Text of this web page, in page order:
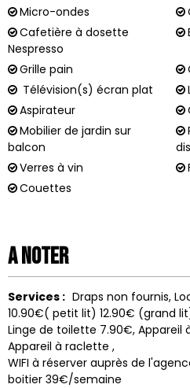
Micro-ondes
Cafetière à dosette
Nespresso
Grille pain
Télévision(s) écran plat
Aspirateur
Mobilier de jardin sur
balcon
Verres à vin
Couettes
A noter
Services : Draps non fournis
10.90€( petit lit) 12.90€ (grand
Linge de toilette 7.90€ Appareil
Appareil à raclette
WIFI à réserver auprès de
boitier 39€/semaine